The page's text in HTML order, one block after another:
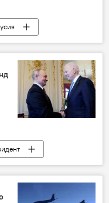
Ҷо Байден